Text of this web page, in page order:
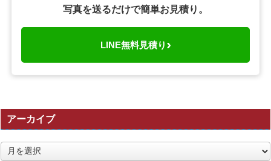
写真を送るだけで簡単お見積り。
LINE無料見積り ›
アーカイブ
ア